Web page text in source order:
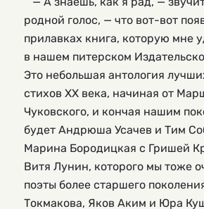
родной голос, — что вот-вот
прилавках книга, которую мне
в нашем питерском
Это небольшая антология
стихов ХХ века, начиная от
Чуковского, и кончая нашим
будет Андрюша Усачев и Тим
Марина Бородицкая с Гришей
Витя Лунин, которого мы тоже
поэты более старшего
Токмакова, Яков Аким и Юра